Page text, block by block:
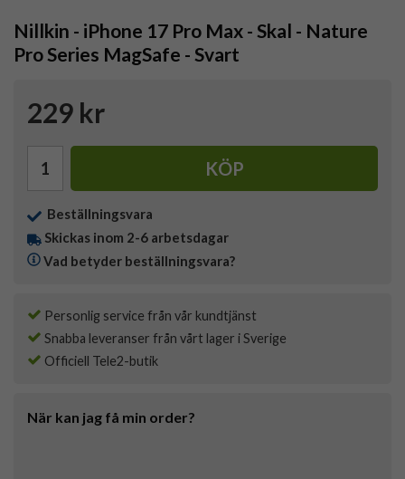
Nillkin - iPhone 17 Pro Max - Skal - Nature
Pro Series MagSafe - Svart
229 kr
KÖP
Beställningsvara
Skickas inom 2-6 arbetsdagar
Vad betyder beställningsvara?
Personlig service från vår kundtjänst
Snabba leveranser från vårt lager i Sverige
Officiell Tele2-butik
När kan jag få min order?